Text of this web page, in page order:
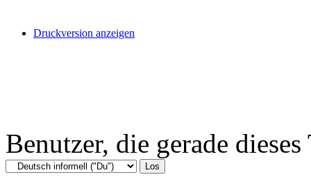
Druckversion anzeigen
Benutzer, die gerade